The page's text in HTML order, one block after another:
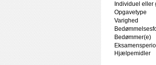
Individuel eller
Opgavetype
Varighed
Bedømmer(e)
Hjælpemidler